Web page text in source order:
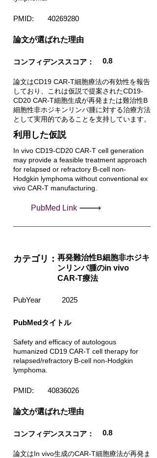
PMID: 40269280
​論文が選ばれた理由
コンフィデンススコア： 0.8
論文はCD19 CAR-T細胞療法の有効性を報告
しており、これは仮説で提案されたCD19-
CD20 CAR-T細胞生成が再発または難治性B
細胞性非ホジキンリンパ腫に対する治療方法
として実用的であることを支持しています。
利用した仮説
In vivo CD19-CD20 CAR-T cell generation
may provide a feasible treatment approach
for relapsed or refractory B-cell non-
Hodgkin lymphoma without conventional ex
vivo CAR-T manufacturing.
PubMed Link
カテゴリ： 再発難治性B細胞非ホジキ
ンリンパ腫のin vivo
CAR-T療法
PubYear 2025
PubMedタイトル
Safety and efficacy of autologous
humanized CD19 CAR-T cell therapy for
relapsed/refractory B-cell non-Hodgkin
lymphoma.
PMID: 40836026
​論文が選ばれた理由
コンフィデンススコア： 0.8
論文はIn vivo生成のCAR-T細胞療法が再発ま